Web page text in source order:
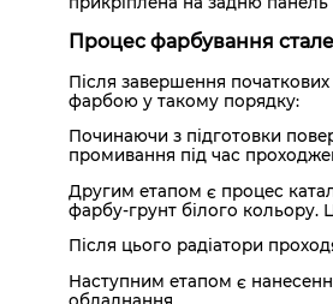
Процес фарбування
Після завершення початкових
фарбою у такому порядку:
Починаючи з підготовки
промивання під час
Другим етапом є процес
фарбу-грунт білого кольору.
Після цього радіатори
Наступним етапом є
обладнання.